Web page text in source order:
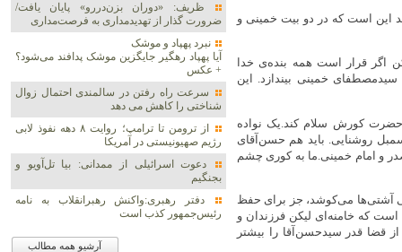
این است که در دو بیت خمینی و
اگر قرار است همه بنده‌ی خدا
خمینی بیندازد. این
حضرت کورش سلام کند.یک نواده
روشنایی. باید هم حسن‌آقای
و امام خمینی.ما به کوری چشم
آشتی‌ها می‌کوشد، جز برای حفظ
که خامنه‌ای لیکن فرزندان و
قضا قدر سیدحسن‌آقا را بیشتر
ظریف: «دوران بزن‌دررو» پایان یافت/
ضرورت گذار از تهدیدمداری به فرصت‌مداری
نبرد پهپاد و موشک‌
آیا پهپاد رهگیر جایگزین موشک‌ پدافند می‌شود؟
+ عکس
سرعت راه رفتن در سالمندی احتمال زوال
شناختی را کاهش می دهد
از ترومن تا ترامپ؛ روایت ۸ دهه نفوذ لابی
رژیم صهیونیستی در آمریکا
دعوت اسرائیلی از ممدانی: بیا تل‌آویو و
بجنگیم
دفتر رهبری:واکنش رهبرانقلاب به نامه
رئیس‌جمهور کذب است
آرشیو همه مطالب